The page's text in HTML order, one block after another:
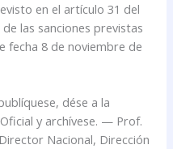
en el artículo 31 del
las sanciones previstas
fecha 8 de noviembre de
dése a la
y archívese. — Prof.
Nacional, Dirección